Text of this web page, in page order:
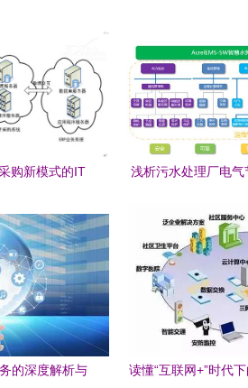
购新模式的IT
浅析污水处理厂电
的深度解析与 读懂“互联网+”时代